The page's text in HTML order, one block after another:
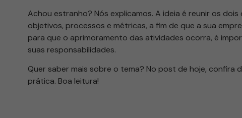
Achou estranho? Nós explicamos. A ideia é reunir os
objetivos, processos e métricas, a fim de que a sua
para que o aprimoramento das atividades ocorra, é
suas responsabilidades.
Quer saber mais sobre o tema? No post de hoje, confira
prática. Boa leitura!